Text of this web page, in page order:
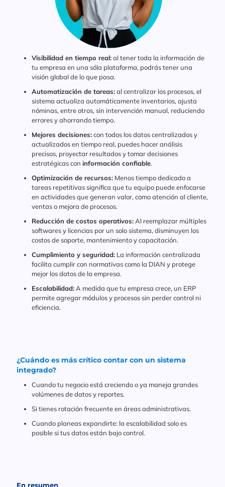
Visibilidad en tiempo real:al tener toda la información de
tu empresa en una sóla plataforma, podrás tener una
visión global de lo que pasa.
Automatización de tareas:al centralizar los procesos, el
sistema actualiza automáticamente inventarios, ajusta
nóminas, entre otros, sin intervención manual, reduciendo
errores y ahorrando tiempo.
Mejores decisiones:con todos los datos centralizados y
actualizados en tiempo real, puedes hacer análisis
precisos, proyectar resultados y tomar decisiones
estratégicas con información confiable.
Optimización de recursos: Menos tiempo dedicado a
tareas repetitivas significa que tu equipo puede enfocarse
en actividades que generan valor, como atención al cliente,
ventas o mejora de procesos.
Reducción de costos operativos:Al reemplazar múltiples
softwares y licencias por un solo sistema, disminuyen los
costos de soporte, mantenimiento y capacitación.
Cumplimiento y seguridad: La información centralizada
facilita cumplir con normativas como la DIAN y protege
mejor los datos de la empresa.
Escalabilidad:A medida que tu empresa crece, un ERP
permite agregar módulos y procesos sin perder control ni
eficiencia.
¿Cuándo es más crítico contar con un sistema
integrado?
Cuando tu negocio está creciendo o ya maneja grandes
volúmenes de datos y reportes.
Si tienes rotación frecuente en áreas administrativas.
Cuando planeas expandirte: la escalabilidad solo es
posible si tus datos están bajo control.
En resumen